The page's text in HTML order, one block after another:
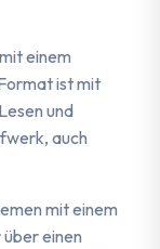
einem
ist mit
und
auch
mit einem
einen